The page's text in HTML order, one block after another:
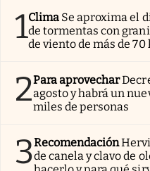
1Clima Se aproxima el
de tormentas con
de viento de más de 70
2Para aprovechar
agosto y habrá un
miles de personas
3Recomendación
de canela y clavo de